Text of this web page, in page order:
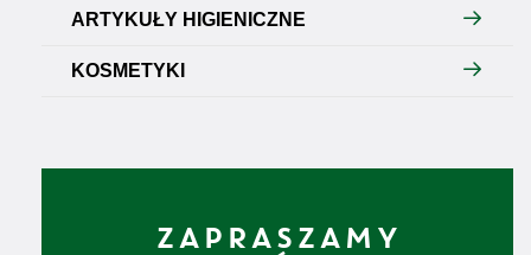
ARTYKUŁY HIGIENICZNE
KOSMETYKI
ZAPRASZAMY